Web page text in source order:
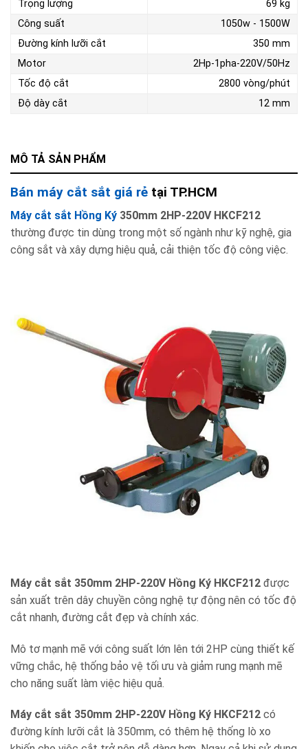
MÔ TẢ SẢN PHẨM
Bán máy cắt sắt giá rẻ tại TP.HCM
Máy cắt sắt Hồng Ký 350mm 2HP-220V HKCF212
thường được tin dùng trong một số ngành như kỹ nghệ, gia
công sắt và xây dựng hiệu quả, cải thiện tốc độ công việc.
Máy cắt sắt 350mm 2HP-220V Hồng Ký HKCF212 được
sản xuất trên dây chuyền công nghệ tự động nên có tốc độ
cắt nhanh, đường cắt đẹp và chính xác.
Mô tơ mạnh mẽ với công suất lớn lên tới 2HP cùng thiết kế
vững chắc, hệ thống bảo vệ tối ưu và giảm rung mạnh mẽ
cho năng suất làm việc hiệu quả.
Máy cắt sắt 350mm 2HP-220V Hồng Ký HKCF212 có
đường kính lưỡi cắt là 350mm, có thêm hệ thống lò xo
Trọng lượng
69 kg
Công suất
1050w - 1500W
Đường kính lưỡi cắt
350 mm
Motor
2Hp-1pha-220V/50Hz
Tốc độ cắt
2800 vòng/phút
Độ dày cắt
12 mm